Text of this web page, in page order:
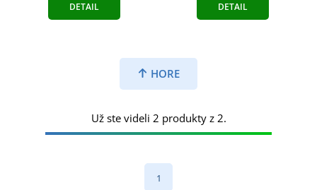
DETAIL DETAIL
HORE
Už ste videli 2 produkty z 2.
1